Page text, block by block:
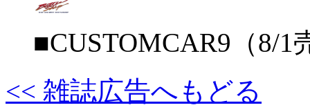
■CUSTOMCAR9（8/1
<< 雑誌広告へもどる